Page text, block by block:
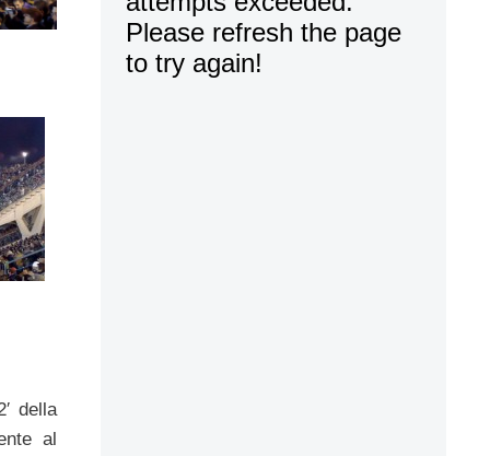
della
al